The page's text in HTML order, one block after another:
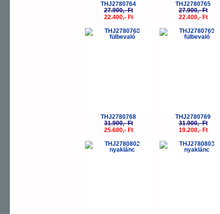
THJ2780764
27.900,- Ft
22.400,- Ft
THJ2780765
27.900,- Ft
22.400,- Ft
-20%
THJ2780768
31.900,- Ft
25.600,- Ft
-
THJ2780769
31.900,- Ft
19.200,- Ft
-20% -